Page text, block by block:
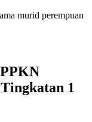
murid perempuan
1